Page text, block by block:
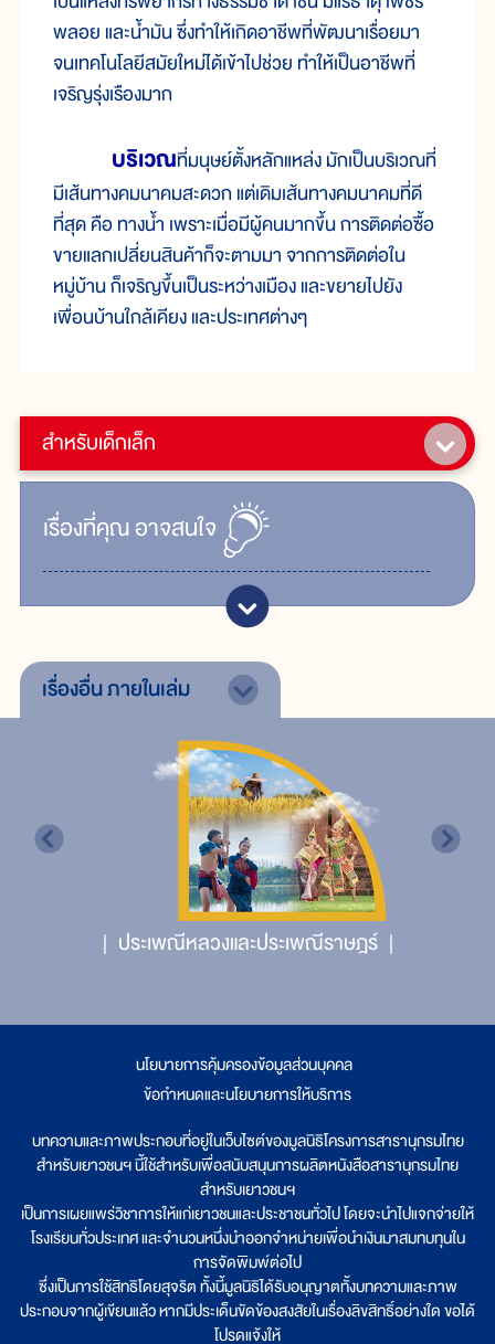
สำหรับเด็กเล็ก
เรื่ิองที่คุณอาจสนใจ
พลอย และน้ำมัน ซึ่งทำให้เกิดอาชีพที่พัฒนาเรื่อยมา
จนเทคโนโลยีสมัยใหม่ได้เข้าไปช่วย ทำให้เป็นอาชีพที่
เจริญรุ่งเรืองมาก
บริเวณที่มนุษย์ตั้งหลักแหล่ง มักเป็นบริเวณที่
มีเส้นทางคมนาคมสะดวก แต่เดิมเส้นทางคมนาคมที่ดี
ที่สุด คือ ทางน้ำ เพราะเมื่อมีผู้คนมากขึ้น การติดต่อซื้อ
ขายแลกเปลี่ยนสินค้าก็จะตามมา จากการติดต่อใน
หมู่บ้าน ก็เจริญขึ้นเป็นระหว่างเมือง และขยายไปยัง
เพื่อนบ้านใกล้เคียง และประเทศต่างๆ
เรื่องอื่นภายในเล่ม
ประเพณีหลวงและประเพณีราษฎร์
นโยบายการคุ้มครองข้อมูลส่วนบุคคล
ข้อกำหนดและนโยบายการให้บริการ
บทความและภาพประกอบที่อยู่ในเว็บไซต์ของมูลนิธิโครงการสารานุกรมไทย
สำหรับเยาวชนฯ นี้ใช้สำหรับเพื่อสนับสนุนการผลิตหนังสือสารานุกรมไทย
สำหรับเยาวชนฯ
เป็นการเผยแพร่วิชาการให้แก่เยาวชนและประชาชนทั่วไป โดยจะนำไปแจกจ่ายให้
โรงเรียนทั่วประเทศ และจำนวนหนึ่งนำออกจำหน่ายเพื่อนำเงินมาสมทบทุนใน
การจัดพิมพ์ต่อไป
ซึ่งเป็นการใช้สิทธิโดยสุจริต ทั้งนี้มูลนิธิได้รับอนุญาตทั้งบทความและภาพ
ประกอบจากผู้เขียนแล้ว หากมีประเด็นขัดข้องสงสัยในเรื่องลิขสิทธิ์อย่างใด ขอได้
โปรดแจ้งให้